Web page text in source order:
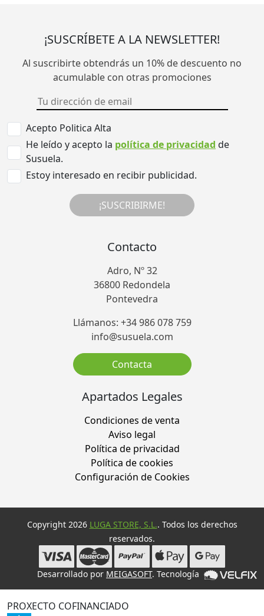
¡SUSCRÍBETE A LA NEWSLETTER!
Al suscribirte obtendrás un 10% de descuento no
acumulable con otras promociones
Acepto Politica Alta
He leído y acepto la política de privacidad de
Susuela.
Estoy interesado en recibir publicidad.
¡SUSCRIBIRME!
Contacto
Adro, Nº 32
36800 Redondela
Pontevedra
Llámanos: +34 986 078 759
info@susuela.com
Contacta
Apartados Legales
Condiciones de venta
Aviso legal
Política de privacidad
Política de cookies
Configuración de Cookies
Copyright 2026 LUGA STORE, S.L.. Todos los derechos
reservados.
Desarrollado por MEIGASOFT. Tecnología
PROXECTO COFINANCIADO